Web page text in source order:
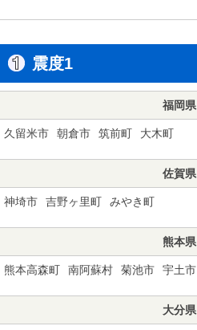
震度1
福岡県
久留米市 朝倉市 筑前町 大木町
佐賀県
神埼市 吉野ヶ里町 みやき町
熊本県
熊本高森町 南阿蘇村 菊池市 宇土市
大分県